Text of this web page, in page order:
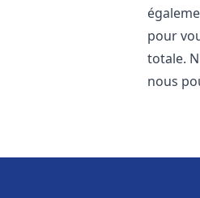
pour
totale.
nous